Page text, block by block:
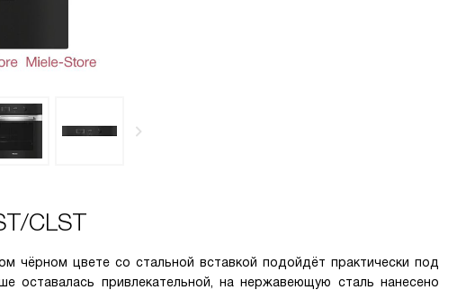
CLST
чёрном цвете со стальной вставкой подойдёт практически под
оставалась привлекательной, на нержавеющую сталь нанесено